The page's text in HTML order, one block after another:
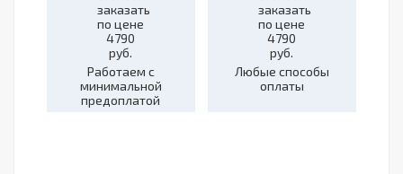
Работаем с
минимальной
предоплатой
Любые способы
оплаты